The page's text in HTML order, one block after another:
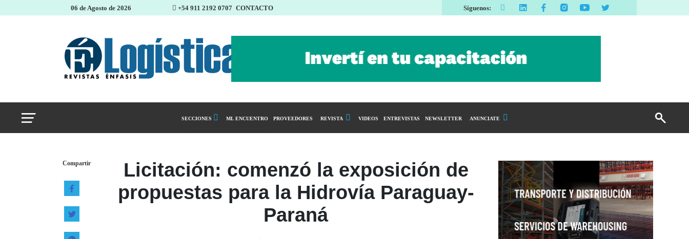
06 de Agosto de 2026 +54 911 2192 0707 CONTACTO Síguenos:
SECCIONES
Almacenes e inventarios
Cadena de Suministro del Agro
Logística y distribución
ML ENCUENTRO PROVEEDORES REVISTA VIDEOS ENTREVISTAS NEWSLETTER ANUNCIATE
Email Marketing
Branded Content
Publicidad Revista
Compartir
Licitación: comenzó la exposición de
propuestas para la Hidrovía Paraguay-
Paraná